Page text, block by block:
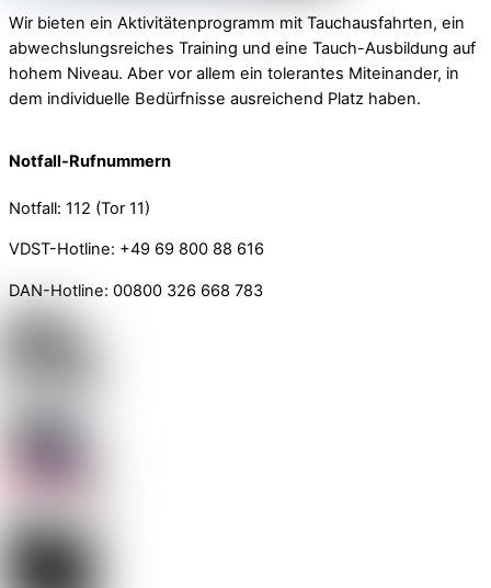
Wir bieten ein Aktivitätenprogramm mit Tauchausfahrten, ein
abwechslungsreiches Training und eine Tauch-Ausbildung auf
hohem Niveau. Aber vor allem ein tolerantes Miteinander, in
dem individuelle Bedürfnisse ausreichend Platz haben.
Notfall-Rufnummern
Notfall: 112 (Tor 11)
VDST-Hotline: +49 69 800 88 616
DAN-Hotline: 00800 326 668 783